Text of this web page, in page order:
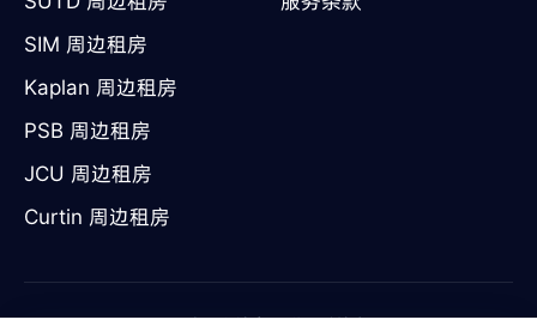
SIM 周边租房
Kaplan 周边租房
PSB 周边租房
JCU 周边租房
Curtin 周边租房